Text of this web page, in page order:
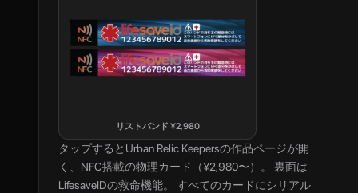
リストバンド ¥2,980
タップすると Urban Relic Keepersの作品ページが開
く、NFC搭載の物理カード（¥2,980〜）。 裏面は
LifesaveIDの救命機能。 すべてのカードにシリアル